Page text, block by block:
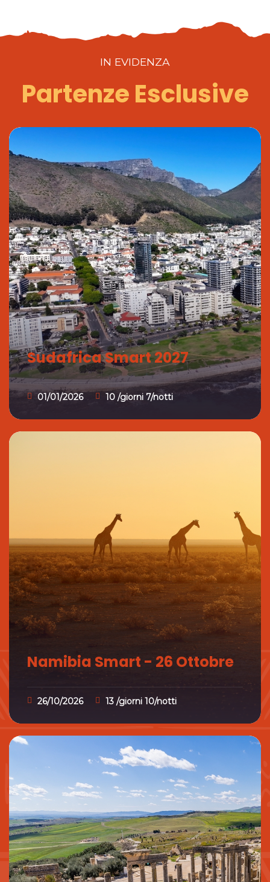
IN EVIDENZA
Partenze Esclusive
Sudafrica Smart 2027
01/01/2026 10 /giorni 7/notti
Namibia Smart - 26 Ottobre
26/10/2026 13 /giorni 10/notti